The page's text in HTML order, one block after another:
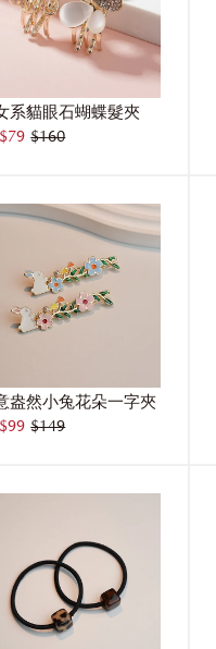
系貓眼石蝴蝶髮夾
$160
盎然小兔花朵一字夾
$149